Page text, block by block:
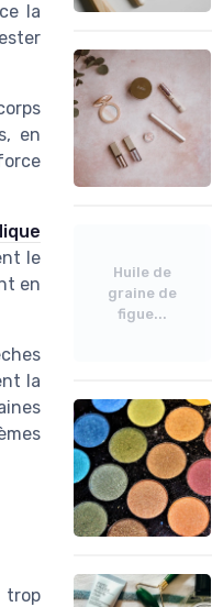
la
en
le
en
la
trop
Huile de
graine de
figue...